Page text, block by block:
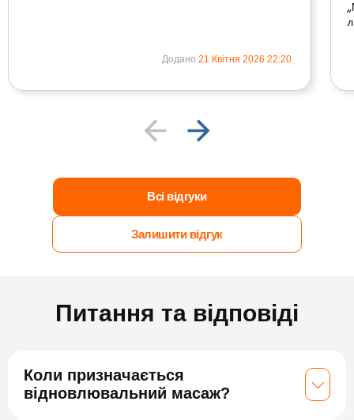
Додано 21 Квітня 2026 22:20
Всі відгуки
Залишити відгук
Питання та відповіді
Коли призначається
відновлювальний масаж?